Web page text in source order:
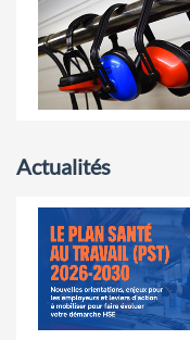
Actualités